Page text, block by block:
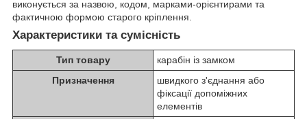
виконується за назвою, кодом, марками-орієнтирами та
фактичною формою старого кріплення.
Характеристики та сумісність
Тип товару
карабін із замком
Призначення
швидкого з'єднання або
фіксації допоміжних
елементів